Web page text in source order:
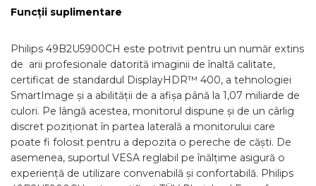
Funcții suplimentare
Philips 49B2U5900CH este potrivit pentru un număr extins
de arii profesionale datorită imaginii de înaltă calitate,
certificat de standardul DisplayHDR™ 400, a tehnologiei
SmartImage și a abilității de a afișa până la 1,07 miliarde de
culori. Pe lângă acestea, monitorul dispune și de un cârlig
discret poziționat în partea laterală a monitorului care
poate fi folosit pentru a depozita o pereche de căști. De
asemenea, suportul VESA reglabil pe înălțime asigură o
experiență de utilizare convenabilă și confortabilă. Philips